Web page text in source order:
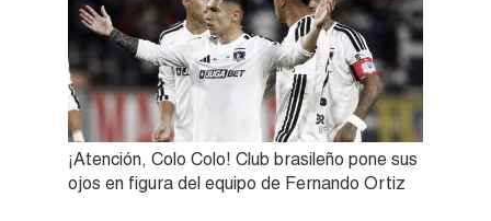
¡Atención, Colo Colo! Club brasileño pone sus
ojos en figura del equipo de Fernando Ortiz